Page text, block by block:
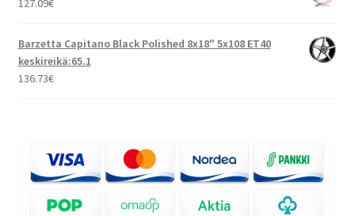
127.09€
Barzetta Capitano Black Polished 8x18" 5x108 ET40
keskireikä:65.1
136.73€